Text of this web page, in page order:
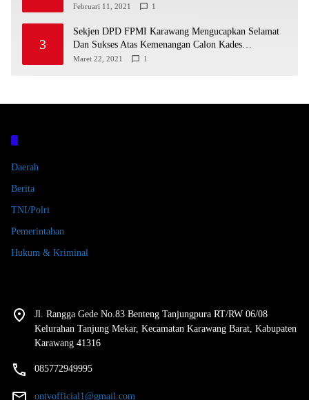
Februari 11, 2021 1
3
Sekjen DPD FPMI Karawang Mengucapkan Selamat
Dan Sukses Atas Kemenangan Calon Kades
Dayeuhluhur H.Sapin
Maret 22, 2021 1
Daerah
Berita
TNI/Polri
Pemerintahan
Hukum & Kriminal
Jl. Rangga Gede No.83 Benteng Tanjungpura RT/RW 06/08
Kelurahan Tanjung Mekar, Kecamatan Karawang Barat, Kabupaten
Karawang 41316
085772949995
ontvofficial1@gmail.com